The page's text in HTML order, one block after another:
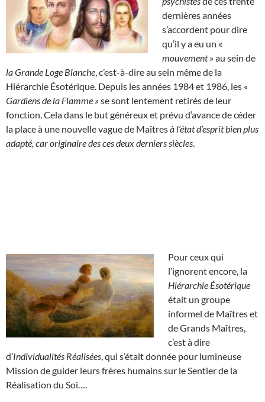
dernières années
s’accordent pour dire
qu’il y a eu un «
mouvement» au sein de
la Grande Loge Blanche , c’est-à-dire au sein même de la
Hiérarchie Ésotérique. Depuis les années 1984 et 1986, les «
Gardiens de la Flamme » se sont lentement retirés de leur
fonction. Cela dans le but généreux et prévu d’avance de céder
la place à une nouvelle vague de Maîtresà l’état d’esprit bien plus
adapté, car originaire des ces deux derniers siècles
Pour ceux qui
l’ignorent encore, la
Hiérarchie Ésotérique
était un groupe
informel de Maîtres et
de Grands Maîtres,
c’est à dire
d’Individualités Réalisées , qui s’était donnée pour lumineuse
Mission de guider leurs frères humains sur le Sentier de la
Réalisation du Soi….